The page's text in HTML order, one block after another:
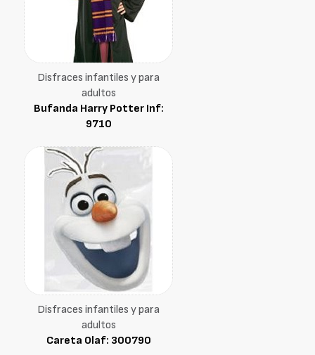
Disfraces infantiles y para
adultos
Bufanda Harry Potter Inf:
9710
Disfraces infantiles y para
adultos
Careta Olaf: 300790